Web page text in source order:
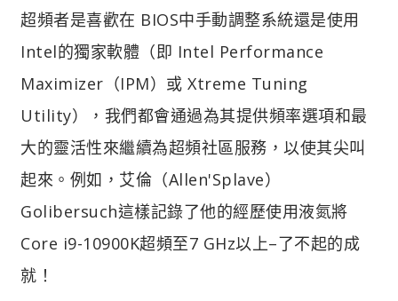
超頻者是喜歡在 BIOS中手動調整系統還是使用
Intel的獨家軟體（即 Intel Performance
Maximizer（IPM）或 Xtreme Tuning
Utility），我們都會通過為其提供頻率選項和最
大的靈活性來繼續為超頻社區服務，以使其尖叫
起來。例如，艾倫（Allen'Splave）
Golibersuch這樣記錄了他的經歷使用液氮將
Core i9-10900K超頻至7 GHz以上–了不起的成
就！